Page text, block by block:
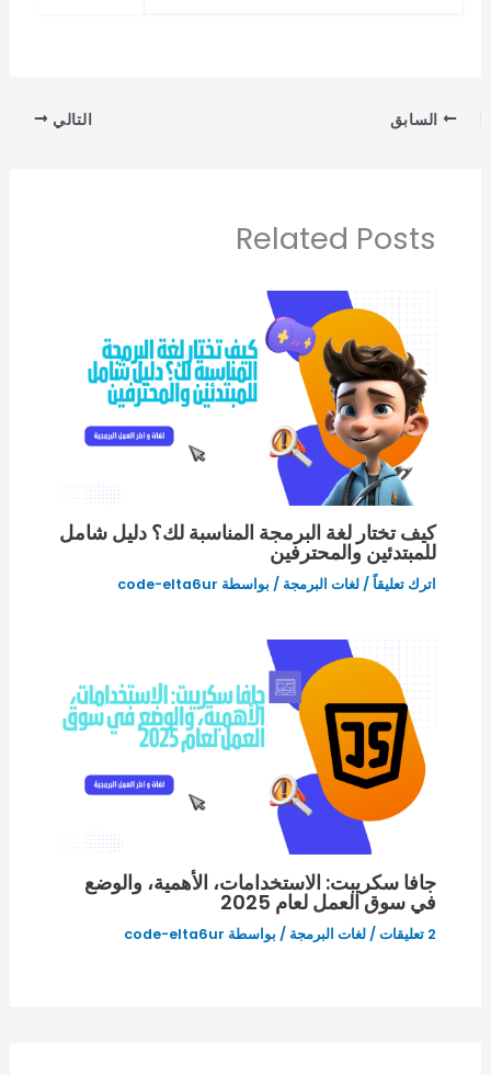
السابق التالي
Related Posts
كيف تختار لغة البرمجة المناسبة لك؟ دليل شامل
للمبتدئين والمحترفين
اترك تعليقاً/ لغات البرمجة / بواسطة code-elta6ur
جافا سكريبت: الاستخدامات، الأهمية، والوضع
في سوق العمل لعام 2025
2 تعليقات / لغات البرمجة / بواسطة code-elta6ur